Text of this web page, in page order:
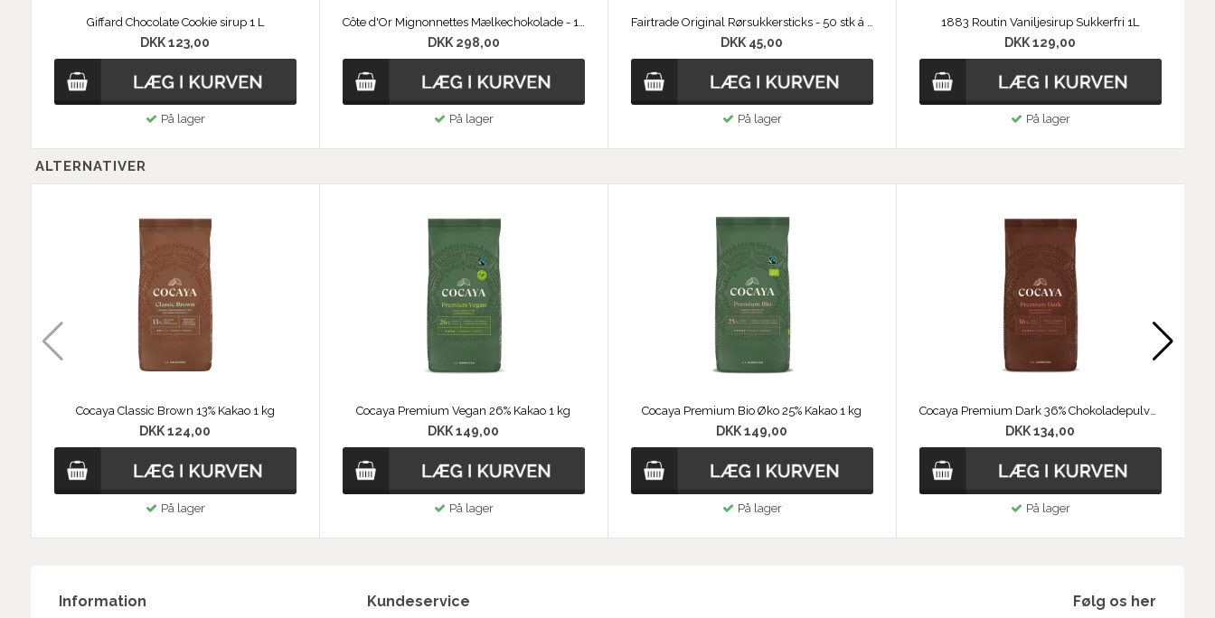
Giffard Chocolate Cookie sirup 1 L
DKK 123,00
På lager
Côte d'Or Mignonnettes Mælkechokolade - 120 stk.
DKK 298,00
På lager
Fairtrade Original Rørsukkersticks - 50 stk á 4 g
DKK 45,00
På lager
1883 Routin Vaniljesirup Sukkerfri 1L
DKK 129,00
På lager
ALTERNATIVER
Cocaya Classic Brown 13% Kakao 1 kg
DKK 124,00
På lager
Cocaya Premium Vegan 26% Kakao 1 kg
DKK 149,00
På lager
Cocaya Premium Bio Øko 25% Kakao 1 kg
DKK 149,00
På lager
Cocaya Premium Dark 36% Chokoladepulver 1 kg
DKK 134,00
På lager
Information Kundeservice Følg os her